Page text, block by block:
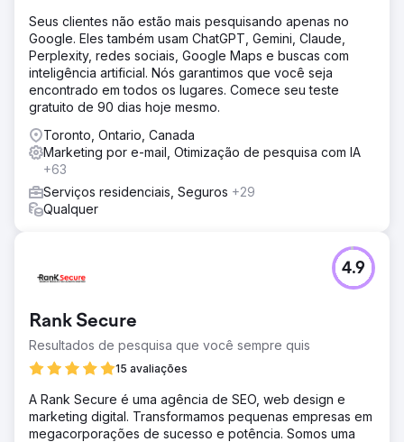
Seus clientes não estão mais pesquisando apenas no
Google. Eles também usam ChatGPT, Gemini, Claude,
Perplexity, redes sociais, Google Maps e buscas com
inteligência artificial. Nós garantimos que você seja
encontrado em todos os lugares. Comece seu teste
gratuito de 90 dias hoje mesmo.
Toronto, Ontario, Canada
Marketing por e-mail, Otimização de pesquisa com IA
+63
Serviços residenciais, Seguros +29
Qualquer
Rank Secure
Resultados de pesquisa que você sempre quis
15 avaliações
4.9
A Rank Secure é uma agência de SEO, web design e
marketing digital. Transformamos pequenas empresas em
megacorporações de sucesso e potência. Somos uma